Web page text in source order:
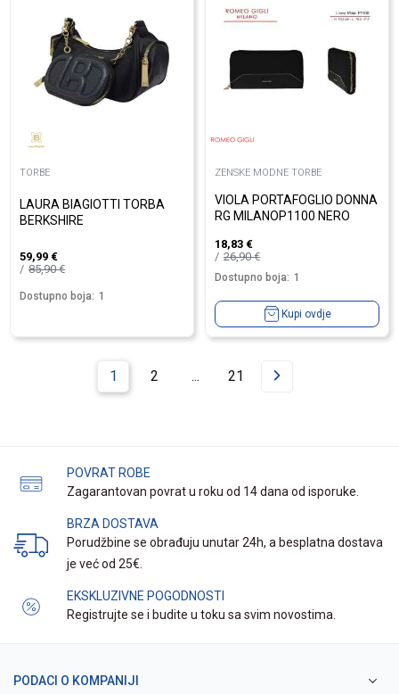
TORBE
LAURA BIAGIOTTI TORBA
BERKSHIRE
59,99 €
85,90€
Dostupno boja: 1
ZENSKE MODNE TORBE
VIOLA PORTAFOGLIO DONNA
RG MILANOP1100 NERO
18,83 €
26,90€
Dostupno boja: 1
Kupi ovdje
1 2 ... 21
POVRAT ROBE
Zagarantovan povrat u roku od 14 dana od isporuke.
BRZA DOSTAVA
Porudžbine se obrađuju unutar 24h, a besplatna dostava
je već od 25€.
EKSKLUZIVNE POGODNOSTI
Registrujte se i budite u toku sa svim novostima.
PODACI O KOMPANIJI